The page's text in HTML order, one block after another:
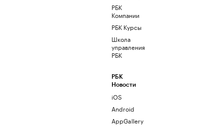
РБК
Компании
РБК Курсы
Школа
управления
РБК
РБК
Новости
iOS
Android
AppGallery